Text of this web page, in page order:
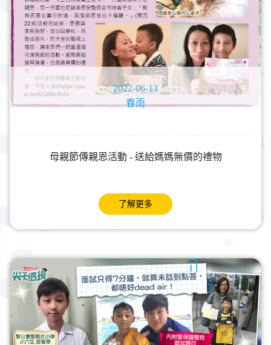
2022-06-13
春雨
母親節傳親恩活動 - 送給媽媽無價的禮物
了解更多